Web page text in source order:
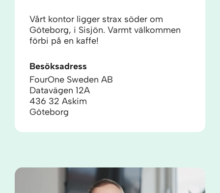
Vårt kontor ligger strax söder om
Göteborg, i Sisjön. Varmt välkommen
förbi på en kaffe!
Besöksadress
FourOne Sweden AB
Datavägen 12A
436 32 Askim
Göteborg